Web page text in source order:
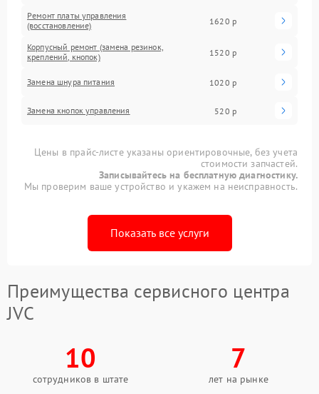
Ремонт платы управления
(восстановление)
1620 р
Корпусный ремонт (замена резинок,
креплений, кнопок)
1520 р
Замена шнура питания 1020 р
Замена кнопок управления 520 р
Цены в прайс-листе указаны ориентировочные, без учета
стоимости запчастей.
Записывайтесь на бесплатную диагностику.
Мы проверим ваше устройство и укажем на неисправность.
Показать все услуги
Преимущества сервисного центра
JVC
10
сотрудников в штате
7
лет на рынке